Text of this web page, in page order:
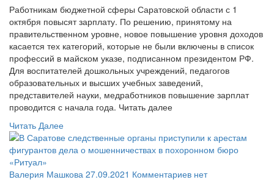
Работникам бюджетной сферы Саратовской области с 1
октября повысят зарплату. По решению, принятому на
правительственном уровне, новое повышение уровня доходов
касается тех категорий, которые не были включены в список
профессий в майском указе, подписанном президентом РФ.
Для воспитателей дошкольных учреждений, педагогов
образовательных и высших учебных заведений,
представителей науки, медработников повышение зарплат
проводится с начала года. Читать далее
Читать Далее
Валерия Машкова 27.09.2021 Комментариев нет